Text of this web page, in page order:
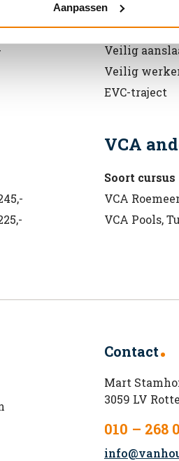
AanpassenWerken met
Werken met
Veilig
Veilig
EVC-traject
VCA
Soort cursus
VCA
VCA Pools,
Contact
Mart
3059 LV
010 – 268